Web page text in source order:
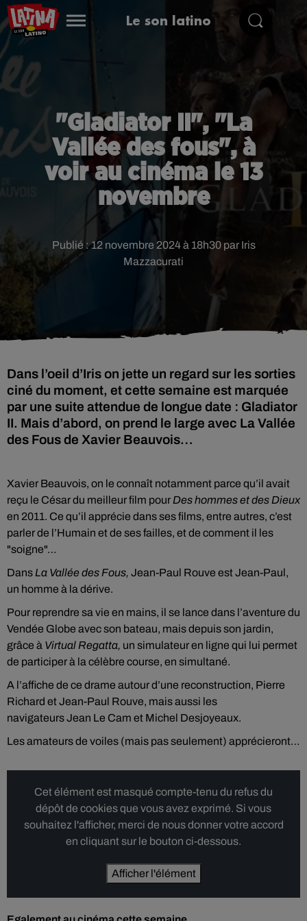
Le son latino
"Gladiator II", "La
Vallée des fous", à
voir au cinéma le 13
novembre
Publié : 12 novembre 2024 à 18h30 par Iris
Mazzacurati
Dans l’oeil d’Iris on jette un regard sur les sorties
ciné du moment, et cette semaine est marquée
par une suite attendue de longue date : Gladiator
II. Mais d’abord, on prend le large avec La Vallée
des Fous de Xavier Beauvois…
Xavier Beauvois, on le connaît notamment parce qu’il avait
reçu le César du meilleur film pour Des hommes et des Dieux
en 2011. Ce qu’il apprécie dans ses films, entre autres, c’est
parler de l’Humain et de ses failles, et de comment il les
"soigne"…
Dans La Vallée des Fous, Jean-Paul Rouve est Jean-Paul,
un homme à la dérive.
Pour reprendre sa vie en mains, il se lance dans l’aventure du
Vendée Globe avec son bateau, mais depuis son jardin,
grâce à Virtual Regatta, un simulateur en ligne qui lui permet
de participer à la célèbre course, en simultané.
A l’affiche de ce drame autour d’une reconstruction, Pierre
Richard et Jean-Paul Rouve, mais aussi les
navigateurs Jean Le Cam et Michel Desjoyeaux.
Les amateurs de voiles (mais pas seulement) apprécieront…
Cet élément est masqué compte-tenu du refus du
dépôt de cookies que vous avez exprimé. Si vous
souhaitez l'afficher, merci de nous donner votre accord
en cliquant sur le bouton ci-dessous.
Afficher l'élément